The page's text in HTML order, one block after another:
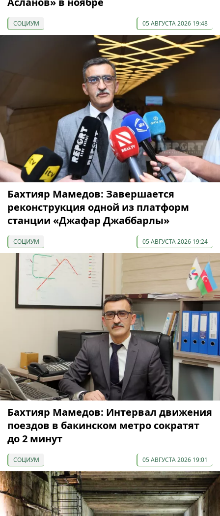
СОЦИУМ 05 АВГУСТА 2026 19:48
Бахтияр Мамедов: Завершается
реконструкция одной из платформ
станции «Джафар Джаббарлы»
СОЦИУМ 05 АВГУСТА 2026 19:24
Бахтияр Мамедов: Интервал движения
поездов в бакинском метро сократят
до 2 минут
СОЦИУМ 05 АВГУСТА 2026 19:01